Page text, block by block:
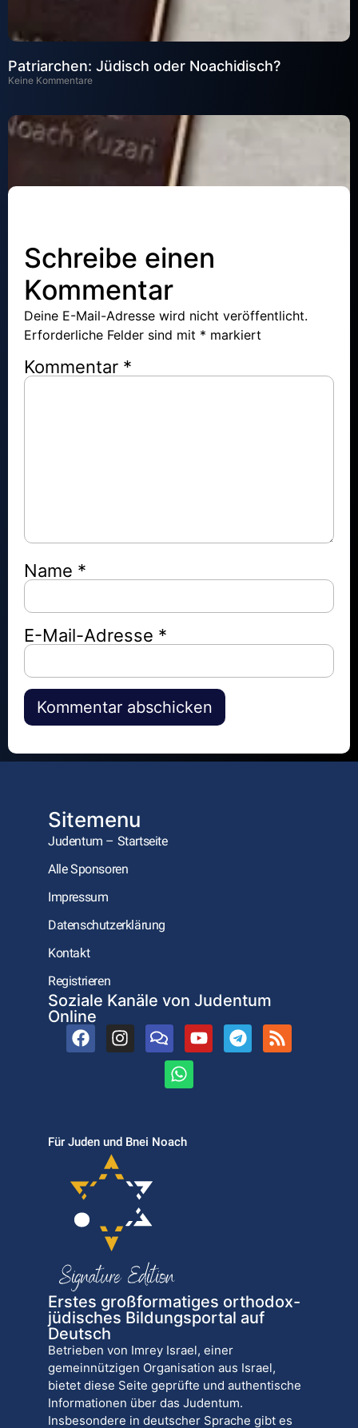
Patriarchen: Jüdisch oder Noachidisch?
Keine Kommentare
Das Volk Israel: Träger der Tora
Keine Kommentare
Schreibe einen
Kommentar
Deine E-Mail-Adresse wird nicht veröffentlicht.
Erforderliche Felder sind mit * markiert
Kommentar *
Name *
E-Mail-Adresse *
Sitemenu
Judentum – Startseite
Alle Sponsoren
Impressum
Datenschutzerklärung
Kontakt
Registrieren
Soziale Kanäle von Judentum
Online
Für Juden und Bnei Noach
Erstes großformatiges orthodox-
jüdisches Bildungsportal auf
Deutsch
Betrieben von Imrey Israel, einer
gemeinnützigen Organisation aus Israel,
bietet diese Seite geprüfte und authentische
Informationen über das Judentum.
Insbesondere in deutscher Sprache gibt es